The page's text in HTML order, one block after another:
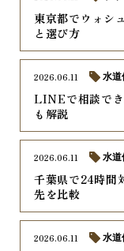
東京都でウォシ
と選び方
LINEで相談でき
も解説
2026.06.11 水道
千葉県で24時間
先を比較
2026.06.11 水道
2026.06.11 水道